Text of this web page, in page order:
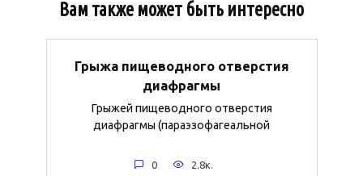
Вам также может быть интересно
Грыжа пищеводного отверстия
диафрагмы
Грыжей пищеводного отверстия
диафрагмы (параэзофагеальной
0 2.8к.